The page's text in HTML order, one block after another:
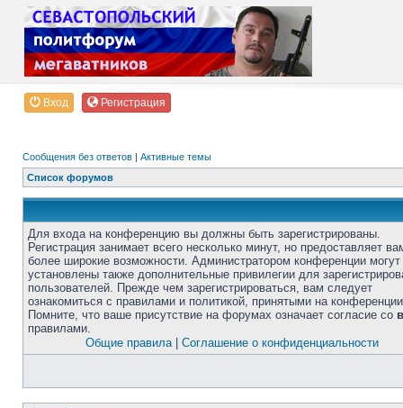
Вход Регистрация
Сообщения без ответов | Активные темы
Список форумов
Для входа на конференцию вы должны быть зарегистрированы.
Регистрация занимает всего несколько минут, но предоставляет
более широкие возможности. Администратором конференции
установлены также дополнительные привилегии для
пользователей. Прежде чем зарегистрироваться, вам следует
ознакомиться с правилами и политикой, принятыми на
Помните, что ваше присутствие на форумах означает согласие со
правилами.
Общие правила| Соглашение о конфиденциальности